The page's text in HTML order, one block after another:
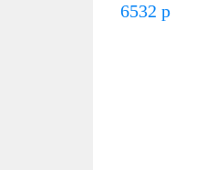
6532 р